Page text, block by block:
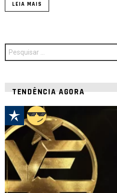
LEIA MAIS
Procurar
por:
TENDÊNCIA AGORA